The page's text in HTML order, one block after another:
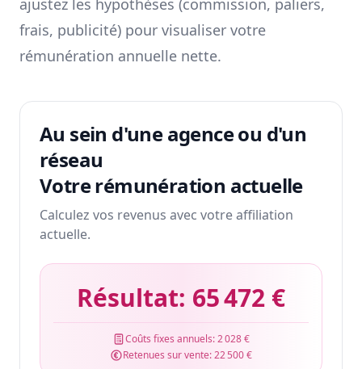
ajustez les hypothèses (commission, paliers,
frais, publicité) pour visualiser votre
rémunération annuelle nette.
Au sein d'une agence ou d'un
réseau
Votre rémunération actuelle
Calculez vos revenus avec votre affiliation
actuelle.
Résultat: 65 472 €
Coûts fixes annuels:2 028 €
Retenues sur vente:22 500 €